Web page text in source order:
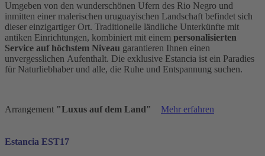
Umgeben von den wunderschönen Ufern des Rio Negro und
inmitten einer malerischen uruguayischen Landschaft befindet sich
dieser einzigartiger Ort. Traditionelle ländliche Unterkünfte mit
antiken Einrichtungen, kombiniert mit einem personalisierten
Service auf höchstem Niveau garantieren Ihnen einen
unvergesslichen Aufenthalt. Die exklusive Estancia ist ein Paradies
für Naturliebhaber und alle, die Ruhe und Entspannung suchen.
Arrangement "Luxus auf dem Land" Mehr erfahren
Estancia EST17